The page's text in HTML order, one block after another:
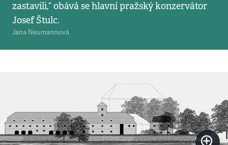
zastavili,“ obává se hlavní pražský konzervátor
Josef Štulc.
Jana Neumannová